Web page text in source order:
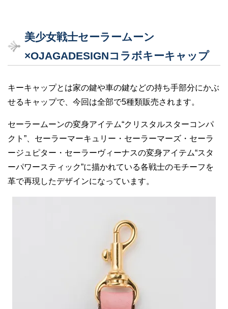
美少女戦士セーラームーン
×OJAGADESIGNコラボキーキャップ
キーキャップとは家の鍵や車の鍵などの持ち手部分にかぶ
せるキャップで、今回は全部で5種類販売されます。
セーラームーンの変身アイテム“クリスタルスターコンパ
クト”、セーラーマーキュリー・セーラーマーズ・セーラ
ージュピター・セーラーヴィーナスの変身アイテム“スタ
ーパワースティック”に描かれている各戦士のモチーフを
革で再現したデザインになっています。